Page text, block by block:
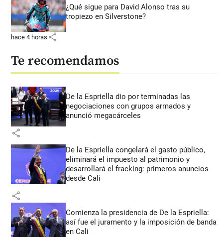
¿Qué sigue para David Alonso tras su
tropiezo en Silverstone?
hace 4 horas share
Te recomendamos
De la Espriella dio por terminadas las
negociaciones con grupos armados y
anunció megacárceles
share
De la Espriella congelará el gasto público,
eliminará el impuesto al patrimonio y
desarrollará el fracking: primeros anuncios
desde Cali
share
Comienza la presidencia de De la Espriella:
así fue el juramento y la imposición de banda
en Cali